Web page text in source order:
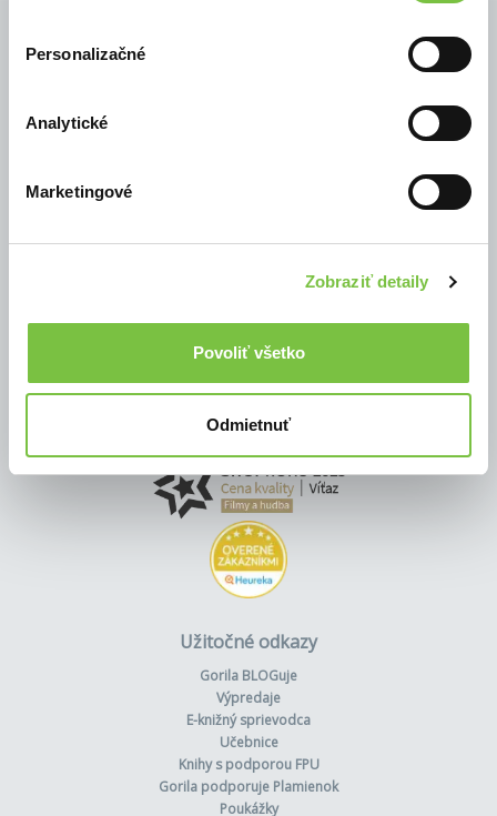
Personalizačné
Analytické
Marketingové
Zobraziť detaily
Povoliť všetko
Odmietnuť
Užitočné odkazy
Gorila BLOGuje
Výpredaje
E-knižný sprievodca
Učebnice
Knihy s podporou FPU
Gorila podporuje Plamienok
Poukážky